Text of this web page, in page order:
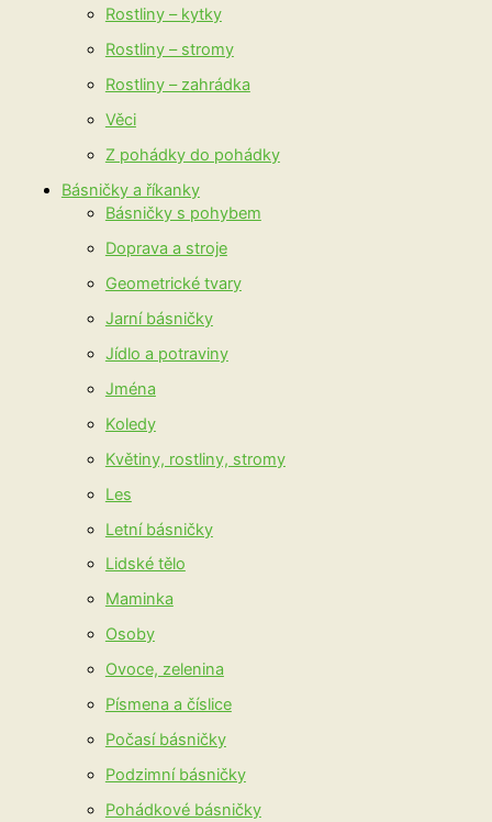
Rostliny – kytky
Rostliny – stromy
Rostliny – zahrádka
Věci
Z pohádky do pohádky
Básničky a říkanky
Básničky s pohybem
Doprava a stroje
Geometrické tvary
Jarní básničky
Jídlo a potraviny
Jména
Koledy
Květiny, rostliny, stromy
Les
Letní básničky
Lidské tělo
Maminka
Osoby
Ovoce, zelenina
Písmena a číslice
Počasí básničky
Podzimní básničky
Pohádkové básničky